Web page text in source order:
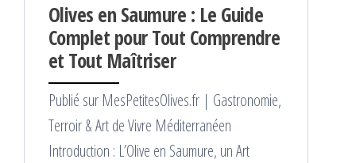
Olives en Saumure : Le Guide
Complet pour Tout Comprendre
et Tout Maîtriser
Publié sur MesPetitesOlives.fr | Gastronomie,
Terroir & Art de Vivre Méditerranéen
Introduction : L’Olive en Saumure, un Art